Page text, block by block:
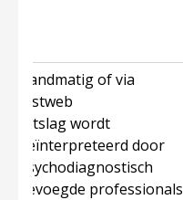
Handmatig of via
testweb
Uitslag wordt
geïnterpreteerd door
psychodiagnostisch
bevoegde professionals